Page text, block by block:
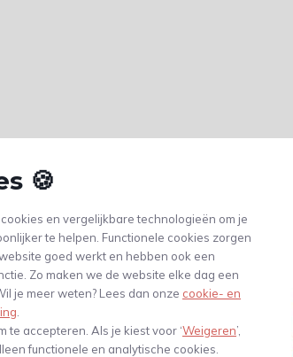
🍪
en vergelijkbare technologieën om je
te helpen. Functionele cookies zorgen
goed werkt en hebben ook een
Zo maken we de website elke dag een
je meer weten? Lees dan onze cookie- en
te accepteren. Als je kiest voor ‘Weigeren’,
functionele en analytische cookies.